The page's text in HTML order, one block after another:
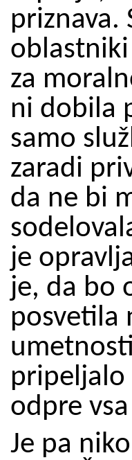
priznava.
za
ni dobila
samo
zaradi
da ne bi
je
je, da bo
posvetila
pripeljalo
odpre
Je pa